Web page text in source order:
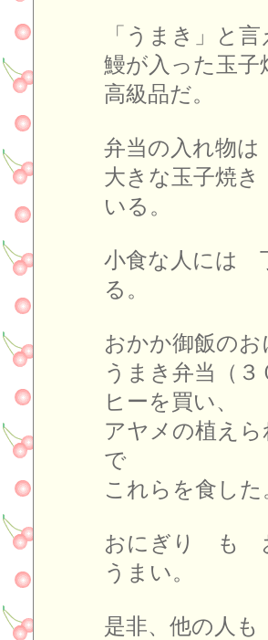
「うまき」と
鰻が入った玉
高級品だ。
弁当の入れ物
大きな玉子焼
いる。
小食な人には
る。
おかか御飯の
うまき弁当（
ヒーを買い、
アヤメの植え
で
これらを食した
おにぎり も
うまい。
是非、他の人